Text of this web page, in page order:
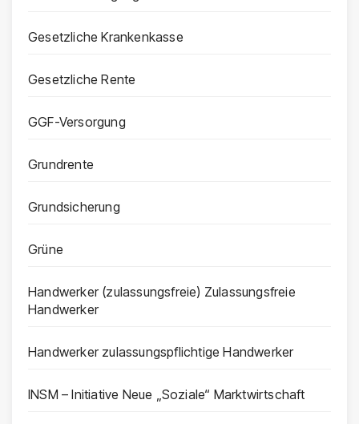
Gesetzliche Krankenkasse
Gesetzliche Rente
GGF-Versorgung
Grundrente
Grundsicherung
Grüne
Handwerker (zulassungsfreie) Zulassungsfreie
Handwerker
Handwerker zulassungspflichtige Handwerker
INSM – Initiative Neue „Soziale“ Marktwirtschaft